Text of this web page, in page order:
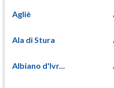
Agliè
Ala di Stura
Albiano d'Ivr...